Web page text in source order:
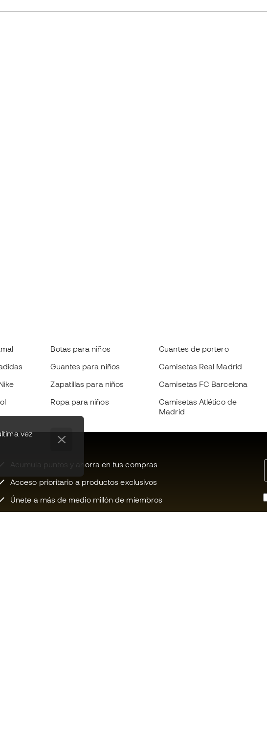
vez
Botas para niños
Guantes para niños
Zapatillas para niños
Ropa para niños
Guantes de portero
Camisetas Real Madrid
Camisetas FC Barcelona
Camisetas Atlético de
Madrid
Acumula puntos y ahorra en tus compras
Acceso prioritario a productos exclusivos
Únete a más de medio millón de miembros